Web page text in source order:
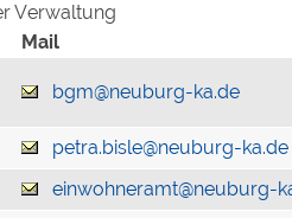
Verwaltung
Mail
bgm@neuburg-ka.de
petra.bisle@neuburg-ka.de
einwohneramt@neuburg-